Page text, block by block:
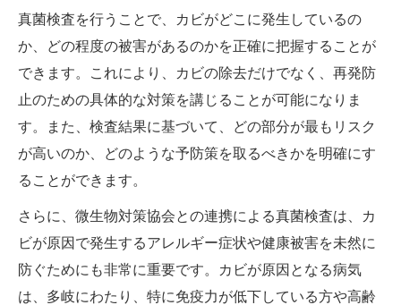
真菌検査を行うことで、カビがどこに発生しているの
か、どの程度の被害があるのかを正確に把握することが
できます。これにより、カビの除去だけでなく、再発防
止のための具体的な対策を講じることが可能になりま
す。また、検査結果に基づいて、どの部分が最もリスク
が高いのか、どのような予防策を取るべきかを明確にす
ることができます。
さらに、微生物対策協会との連携による真菌検査は、カ
ビが原因で発生するアレルギー症状や健康被害を未然に
防ぐためにも非常に重要です。カビが原因となる病気
は、多岐にわたり、特に免疫力が低下している方や高齢